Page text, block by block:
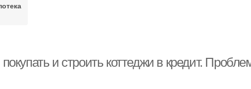
и строить коттеджи в кредит.